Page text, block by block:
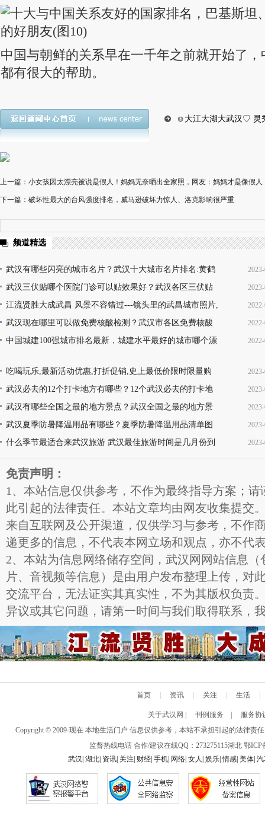
中国与朝鲜的关系早在一千年之前就开始了
都有很大的帮助。
☺大江大湖大武汉♡ 灵
上一篇：小女孩因太漂亮被说是假人！妈妈无奈晒出全家照，网友：妈妈才是像假人
下一篇：破坏性最大的台风强度排名，威马逊破坏力惊人、洛克影响很严重
频道精选
武汉有哪些闪亮的城市名片？武汉十大城市名片排名:黄鹤
楼热干面无人不知无人不晓
武汉三伏贴哪个医院门诊可以贴效果好？武汉各区三伏贴
医院门诊名单地址(就诊时间+门诊地点+价格查询+预
江流贤胜大成武昌 风景不容错过---镜头里的武昌城市照片,
韵味十足又充满活力
武汉现在哪里可以做免费核酸检测？武汉市各区免费核酸
检测地点位置咨询电话及时间(部分24小时检测)
中国城建100强城市排名最新，城建水平最好的城市哪个漂
吃喝玩乐,最新活动优惠,打折促销,史上最低价限时限量购
买,天天更新,超省钱,快来抢购!
武汉必去的12个打卡地方有哪些？12个武汉必去的打卡地
地址推荐
武汉有哪些全国之最的地方景点？武汉全国之最的地方景
点名称介绍及图片大全欣赏
武汉夏季防暑降温用品有哪些？夏季防暑降温用品清单图
片
什么季节最适合来武汉旅游 武汉最佳旅游时间是几月份到
几月份
免责声明：
1、本站信息仅供参考，不作为最终指导方案；
此引起的法律责任。本站文章均由网友收集提交
来自互联网及公开渠道，仅供学习与参考，不作
递更多的信息，不代表本网立场和观点，亦不代
2、本站为信息网络储存空间，武汉网网站信息
片、音视频等信息）是由用户发布整理上传，对
交流平台，无法证实其真实性，不为其版权负责
异议或其它问题，请第一时间与我们取得联系，
首页 资讯 关注 生活
关于武汉网 刊例服务
服务协
Copyright © 2009-现在 本地生活门户 信息仅供参考，本站不承担引起的法律
监督热线电话 合作/建议在线QQ：273275115湖北 鄂ICP
武汉 湖北| 资讯| 关注 财经| 手机| 网络| 女人 娱乐|情感| 美体| 汽